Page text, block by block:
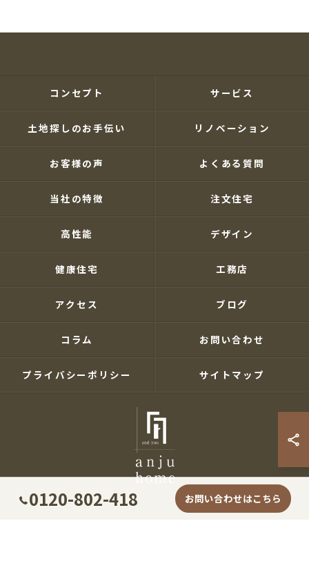
0120-802-418 お問い合わせはこちら
コンセプト サービス
土地探しのお手伝い リノベーション
お客様の声 よくある質問
当社の特徴 注文住宅
高性能 デザイン
健康住宅 工務店
アクセス ブログ
コラム お問い合わせ
プライバシーポリシー サイトマップ
© 2026 兵庫県神戸の新築なら株式会社あんじゅホーム ALL RIGHTS RESERVED.